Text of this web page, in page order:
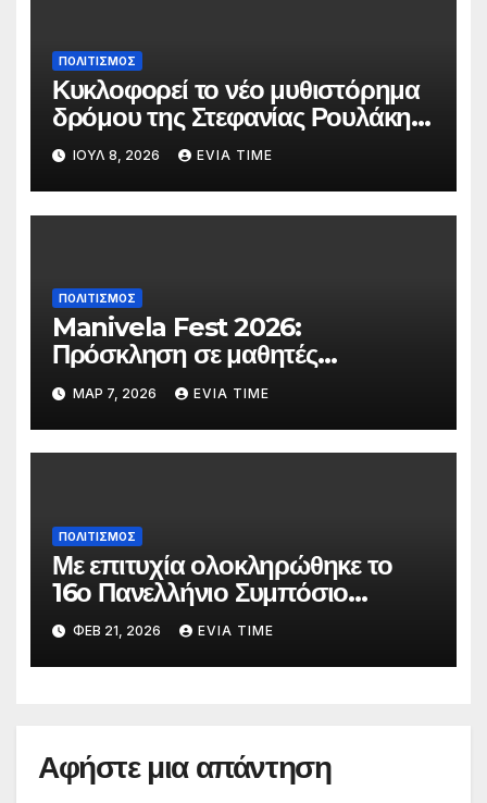
ΠΟΛΙΤΙΣΜΟΣ
Κυκλοφορεί το νέο μυθιστόρημα
δρόμου της Στεφανίας Ρουλάκη
«Το Βανάκι»
ΙΟΎΛ 8, 2026 EVIA TIME
ΠΟΛΙΤΙΣΜΟΣ
Manivela Fest 2026:
Πρόσκληση σε μαθητές
Γυμνασίου και Λυκείου της
Εύβοιας για συμμετοχή στη
σκηνή
ΜΑΡ 7, 2026 EVIA TIME
ΠΟΛΙΤΙΣΜΟΣ
Με επιτυχία ολοκληρώθηκε το
16ο Πανελλήνιο Συμπόσιο
Επικούρειας Φιλοσοφίας
ΦΕΒ 21, 2026 EVIA TIME
Αφήστε μια απάντηση